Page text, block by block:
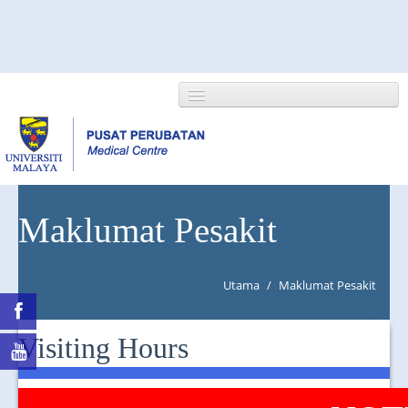
NEWS/EVENTS
DEPARTMENT
Maklumat Pesakit
Utama / Maklumat Pesakit
Visiting Hours